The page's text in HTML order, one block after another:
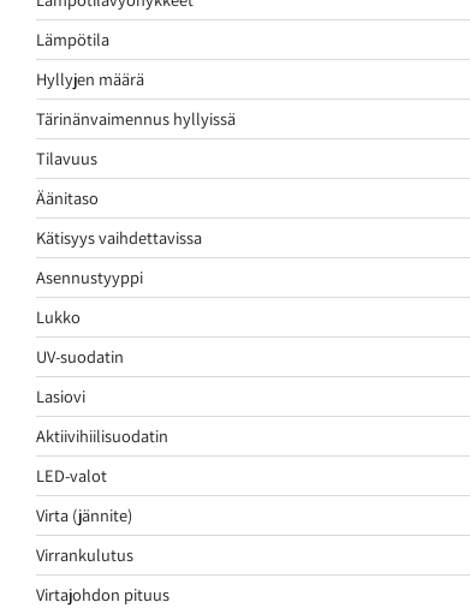
Lämpötila
Hyllyjen määrä
Tärinänvaimennus hyllyissä
Tilavuus
Äänitaso
Kätisyys vaihdettavissa
Asennustyyppi
Lukko
UV-suodatin
Lasiovi
Aktiivihiilisuodatin
LED-valot
Virta (jännite)
Virrankulutus
Virtajohdon pituus